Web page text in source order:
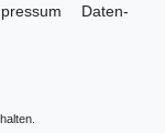
Daten­